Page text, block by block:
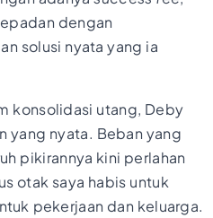
dengan
solusi nyata yang ia
konsolidasi utang, Deby
yang nyata. Beban yang
pikirannya kini perlahan
otak saya habis untuk
pekerjaan dan keluarga.